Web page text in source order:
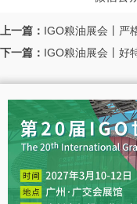
上一篇： IGO粮油展会丨严
下一篇： IGO粮油展会丨好